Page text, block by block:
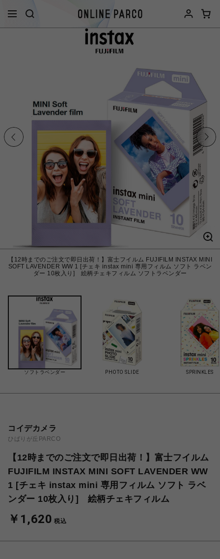
【12時までのご注文で即日出荷！】富士フイルム FUJIFILM INSTAX MINI
SOFT LAVENDER WW 1 [チェキ instax mini 専用フィルム ソフト ラベン
ダー 10枚入り] 絵柄チェキフィルム ソフトラベンダー
ソフトラベンダー PHOTO SLIDE SPRINKLES
コイデカメラ
ひばりが丘PARCO
【12時までのご注文で即日出荷！】富士フイルム
FUJIFILM INSTAX MINI SOFT LAVENDER WW
1 [チェキ instax mini 専用フィルム ソフト ラベ
ンダー 10枚入り] 絵柄チェキフィルム
￥1,620 税込